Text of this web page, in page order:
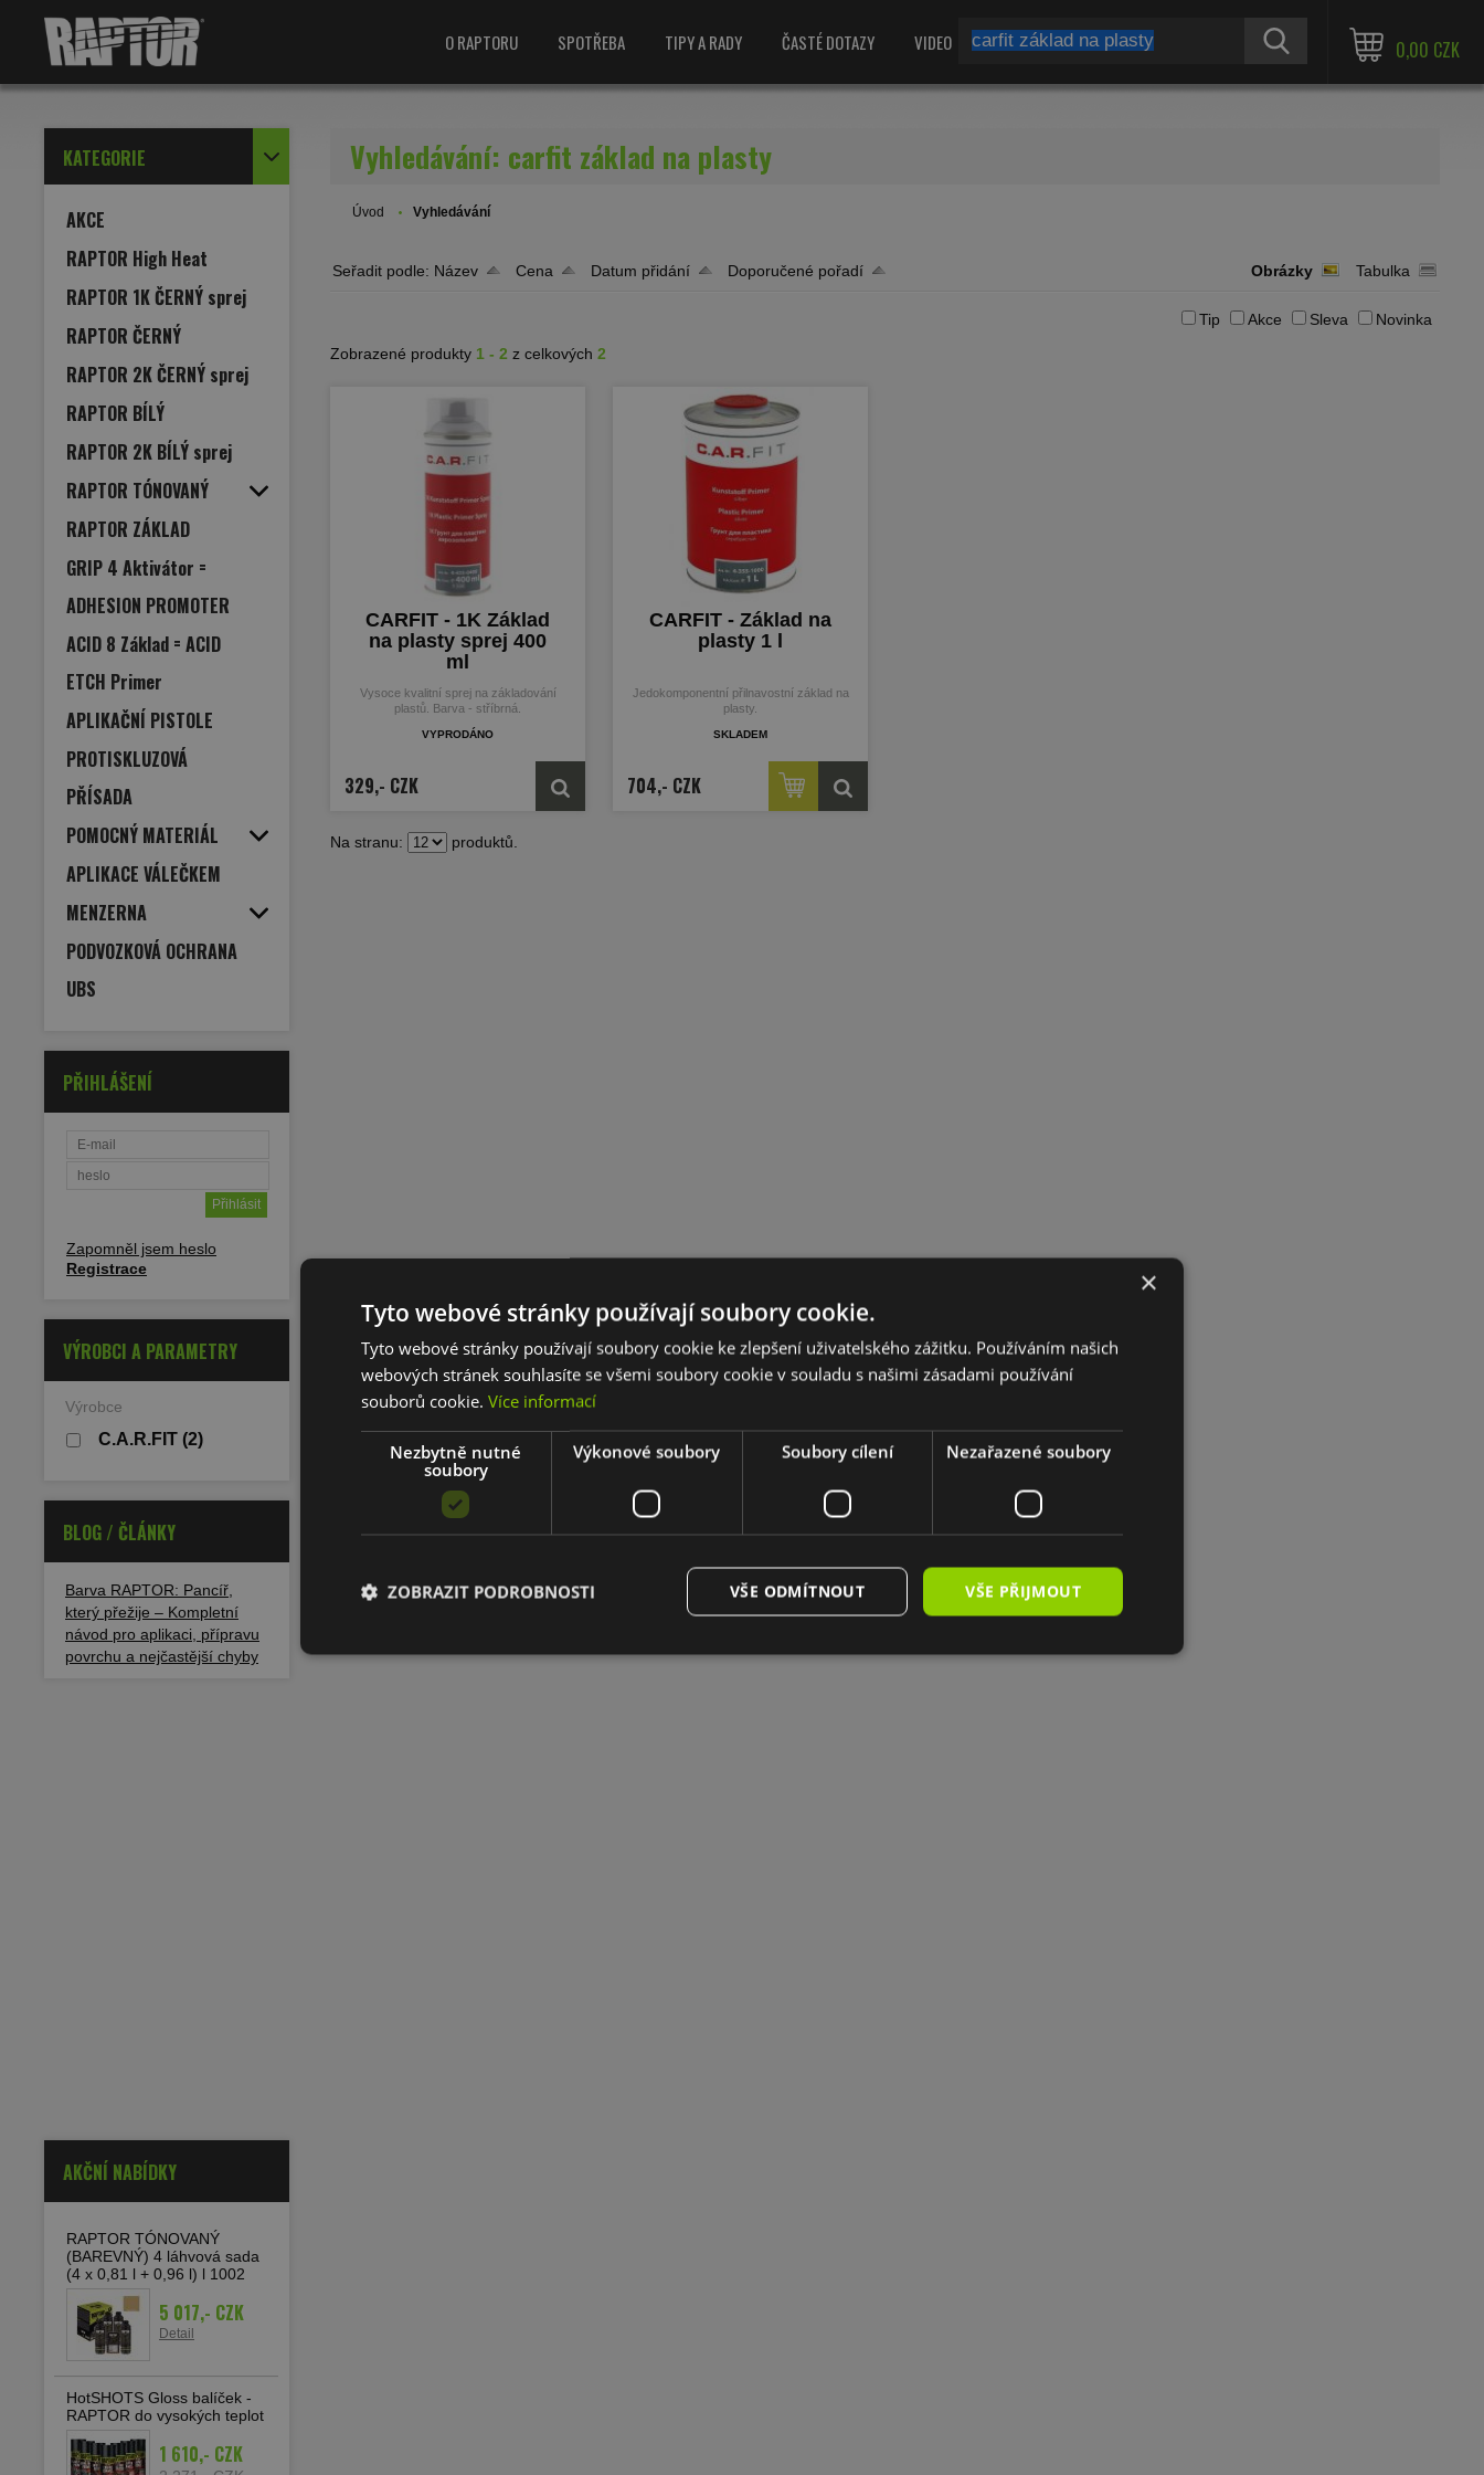
O RAPTORU SPOTŘEBA TIPY A RADY ČASTÉ DOTAZY VIDEO ≫ 0,00 CZK
KATEGORIE
AKCE
RAPTOR High Heat
RAPTOR 1K ČERNÝ sprej
RAPTOR ČERNÝ
RAPTOR 2K ČERNÝ sprej
RAPTOR BÍLÝ
RAPTOR 2K BÍLÝ sprej
RAPTOR TÓNOVANÝ
RAPTOR ZÁKLAD
GRIP 4 Aktivátor =
ADHESION PROMOTER
ACID 8 Základ = ACID
ETCH Primer
APLIKAČNÍ PISTOLE
PROTISKLUZOVÁ
PŘÍSADA
POMOCNÝ MATERIÁL
APLIKACE VÁLEČKEM
MENZERNA
PODVOZKOVÁ OCHRANA
UBS
PŘIHLÁŠENÍ
Zapomněl jsem heslo
Registrace
VÝROBCI A PARAMETRY
Výrobce
C.A.R.FIT (2)
BLOG / ČLÁNKY
Barva RAPTOR: Pancíř,
který přežije – Kompletní
návod pro aplikaci, přípravu
povrchu a nejčastější chyby
AKČNÍ NABÍDKY
RAPTOR TÓNOVANÝ
(BAREVNÝ) 4 láhvová sada
(4 x 0,81 l + 0,96 l) l 1002
5 017,- CZK
Detail
HotSHOTS Gloss balíček -
RAPTOR do vysokých teplot
1 610,- CZK
Vyhledávání: carfit základ na plasty
Úvod Vyhledávání
Seřadit podle: Název Cena Datum přidání Doporučené pořadí Obrázky Tabulka
Tip Akce Sleva
Novinka
Zobrazené produkty 1 - 2 z celkových2
CARFIT - 1K Základ
na plasty sprej 400
ml
Vysoce kvalitní sprej na základování
plastů. Barva - stříbrná.
vyprodáno
329,- CZK
CARFIT - Základ na
plasty 1 l
Jedokomponentní přilnavostní základ na
plasty
skladem
704,- CZK
Na stranu: produktů.
×
Tyto webové stránky používají soubory cookie.
Tyto webové stránky používají soubory cookie ke zlepšení uživatelského zážitku. Používáním našich
webových stránek souhlasíte se všemi soubory cookie v souladu s našimi zásadami používání
souborů cookie. Více informací
Nezbytně nutné
soubory
Výkonové soubory Soubory cílení Nezařazené soubory
VŠE PŘIJMOUT
VŠE ODMÍTNOUT
ZOBRAZIT PODROBNOSTI